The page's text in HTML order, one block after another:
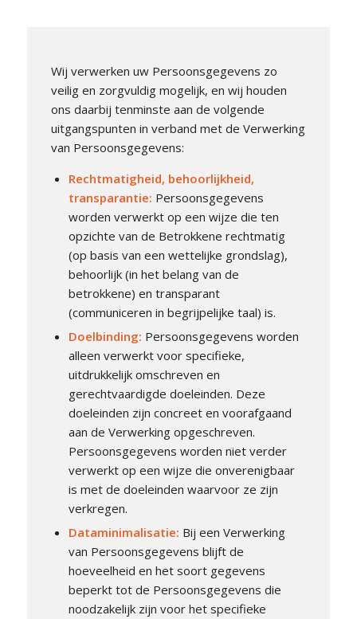
Wij verwerken uw Persoonsgegevens zo
veilig en zorgvuldig mogelijk, en wij houden
ons daarbij tenminste aan de volgende
uitgangspunten in verband met de Verwerking
van Persoonsgegevens:
Rechtmatigheid, behoorlijkheid,
transparantie: Persoonsgegevens
worden verwerkt op een wijze die ten
opzichte van de Betrokkene rechtmatig
(op basis van een wettelijke grondslag),
behoorlijk (in het belang van de
betrokkene) en transparant
(communiceren in begrijpelijke taal) is.
Doelbinding: Persoonsgegevens worden
alleen verwerkt voor specifieke,
uitdrukkelijk omschreven en
gerechtvaardigde doeleinden. Deze
doeleinden zijn concreet en voorafgaand
aan de Verwerking opgeschreven.
Persoonsgegevens worden niet verder
verwerkt op een wijze die onverenigbaar
is met de doeleinden waarvoor ze zijn
verkregen.
Dataminimalisatie: Bij een Verwerking
van Persoonsgegevens blijft de
hoeveelheid en het soort gegevens
beperkt tot de Persoonsgegevens die
noodzakelijk zijn voor het specifieke